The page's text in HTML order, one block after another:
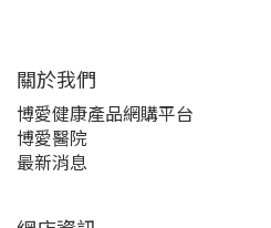
關於我們‎
博愛健康產品網購平台
博愛醫院
最新消息